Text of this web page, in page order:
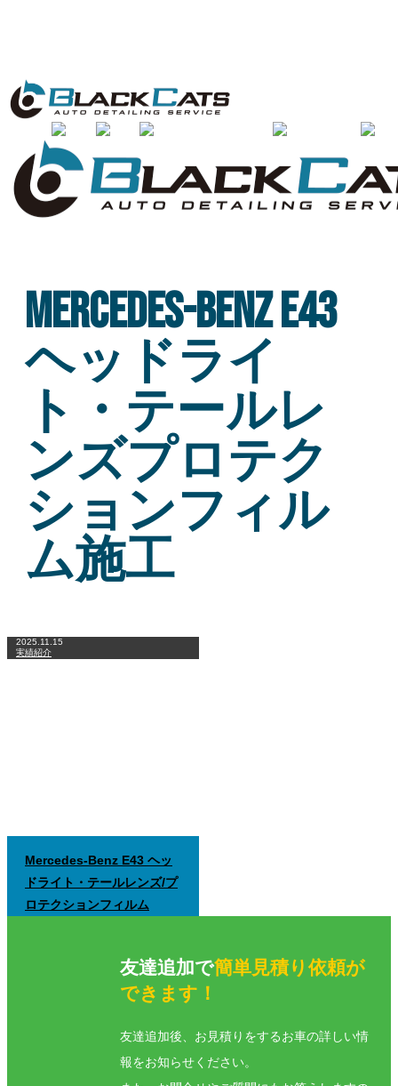
実績・製品紹介
Mercedes-Benz E43
ヘッドライ
ト・テールレ
ンズプロテク
ションフィル
ム施工
2025.11.15
実績紹介
Mercedes-Benz E43 ヘッ
ドライト・テールレンズ/プ
ロテクションフィルム
友達追加で簡単見積り依頼が
できます！
友達追加後、お見積りをするお車の詳しい情
報をお知らせください。